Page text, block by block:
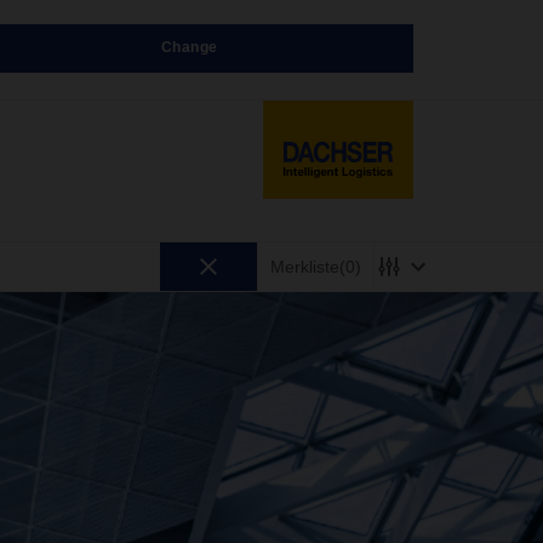
Change
Merkliste(0)